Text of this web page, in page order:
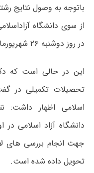
باتوجه به وصول نتایج
در روز دوشنبه ۲۶ شهریورماه اطلاع رسانی خواهد شد.
این در حالی است که
تحصیلات تکمیلی در
اسلامی اظهار داشت:
جهت انجام بررسی های
تحویل داده شده است.